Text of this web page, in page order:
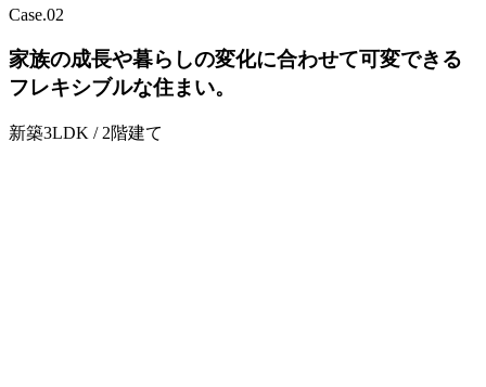
Case.02
家族の成長や暮らしの変化に合わせて可変できる
フレキシブルな住まい。
新築3LDK / 2階建て